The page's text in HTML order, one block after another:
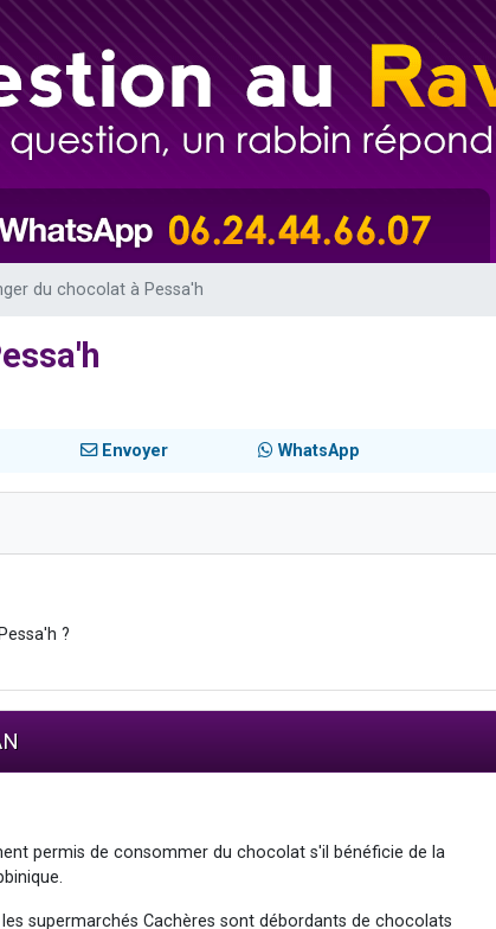
viennent de faire un don pour 5 jours de vacances aux Orphelins
viennent de nous rejoindre sur WhatsApp
viennent de demander une bénédiction
49 places pour étudier en groupe sur Zoom
musiques dans Torah-Box Music
viennent de demander une bénédiction
du chocolat à Pessa'h
Envoyer WhatsApp
?
permis de consommer du chocolat s'il bénéficie de la
supermarchés Cachères sont débordants de chocolats